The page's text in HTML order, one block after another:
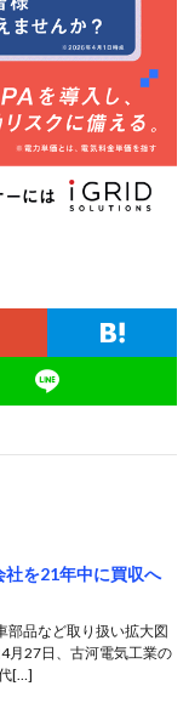
社を21年中に買収へ
部品など取り扱い拡大図
月27日、古河電気工業の
[…]